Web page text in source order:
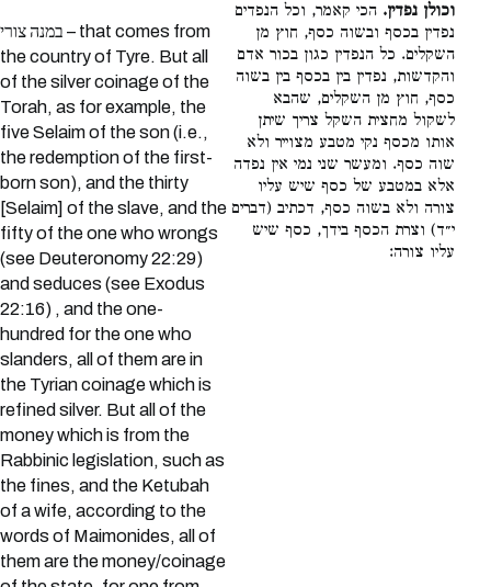
במנה צורי – that comes from
the country of Tyre. But all
of the silver coinage of the
Torah, as for example, the
five Selaim of the son (i.e.,
the redemption of the first-
born son), and the thirty
[Selaim] of the slave, and the
fifty of the one who wrongs
(see Deuteronomy 22:29)
and seduces (see Exodus
22:16) , and the one-
hundred for the one who
slanders, all of them are in
the Tyrian coinage which is
refined silver. But all of the
money which is from the
Rabbinic legislation, such as
the fines, and the Ketubah
of a wife, according to the
words of Maimonides, all of
them are the money/coinage
וכולן נפדין. הכי קאמר, וכל הנפדים
נפדין בכסף ובשוה כסף, חוץ מן
השקלים. כל הנפדין כגון בכור אדם
והקדשות, נפדין בין בכסף בין בשוה
כסף, חוץ מן השקלים, שהבא
לשקול מחצית השקל צריך שיתן
אותו מכסף נקי מטבע מצוייר ולא
שוה כסף. ומעשר שני נמי אין נפדה
אלא במטבע של כסף שיש עליו
צורה ולא בשוה כסף, דכתיב (דברים
י״ד) וצרת הכסף בידך, כסף שיש
עליו צורה: